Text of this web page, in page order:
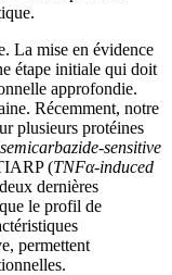
La mise en évidence
étape initiale qui doit
approfondie.
Récemment, notre
plusieurs protéines
semicarbazide-sensitive
(TNFα-induced
dernières
le profil de
permettent